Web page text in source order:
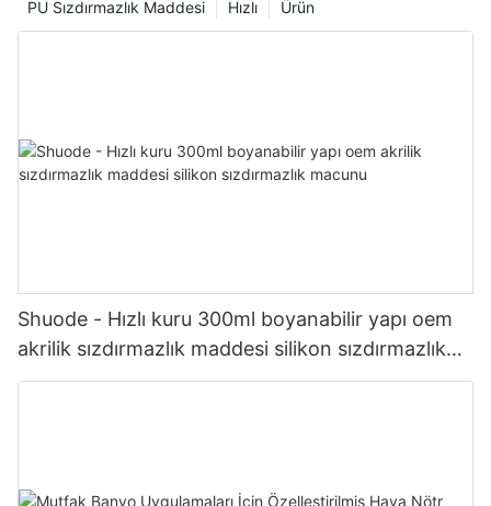
Ürün
Hızlı
PU Sızdırmazlık Maddesi
Shuode - Hızlı kuru 300ml boyanabilir yapı oem
akrilik sızdırmazlık maddesi silikon sızdırmazlık
macunu